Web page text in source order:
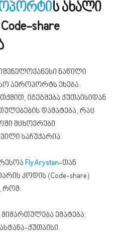
ს ახალი
share
ნაწილი
აეროპორტს ეხება.
იგეგმება ქუთაისიდან
დამატება, რაც
მცხოვრები
საჩუქარია.
FlyArystan-თან
კოდის (Code-share)
რომ:
ემატება:
ქუთაისი.